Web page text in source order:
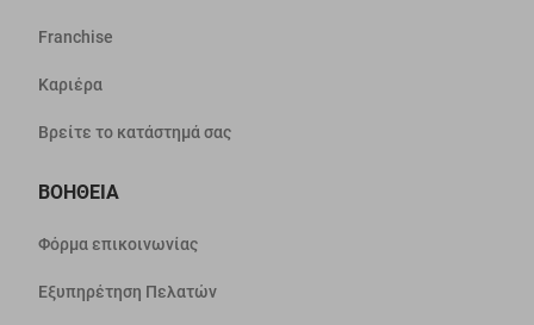
Franchise
Καριέρα
Βρείτε το κατάστημά σας
ΒΟΗΘΕΙΑ
Φόρμα επικοινωνίας
Εξυπηρέτηση Πελατών